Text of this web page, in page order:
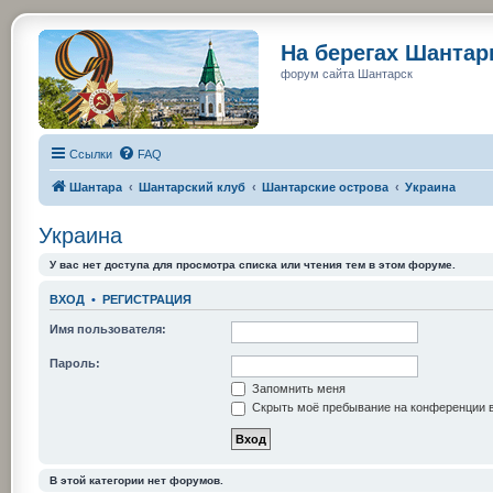
На берегах
форум сайта Шантарск
Ссылки FAQ
Шантара Шантарский клуб Шантарские острова Украина
Украина
У вас нет доступа для просмотра списка или чтения тем в этом форуме.
ВХОД • РЕГИСТРАЦИЯ
Имя пользователя:
Пароль:
Запомнить меня
Скрыть моё пребывание на конференции
В этой категории нет форумов.